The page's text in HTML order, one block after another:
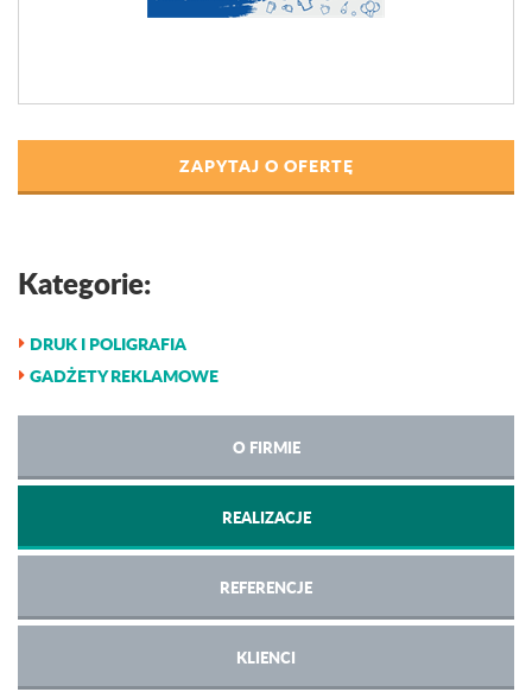
ZAPYTAJ O OFERTĘ
Kategorie:
DRUK I POLIGRAFIA
GADŻETY REKLAMOWE
O FIRMIE
REALIZACJE
REFERENCJE
KLIENCI